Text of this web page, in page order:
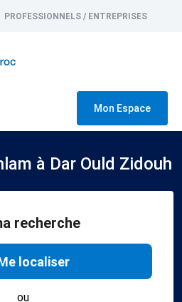
PROFESSIONNELS / ENTREPRISES
Mon Espace
à Dar Ould Zidouh
recherche
localiser
ou